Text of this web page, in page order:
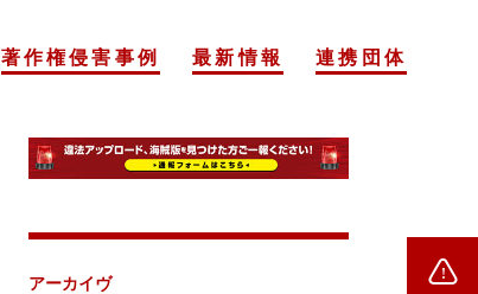
著作権侵害事例 最新情報 連携団体
アーカイヴ